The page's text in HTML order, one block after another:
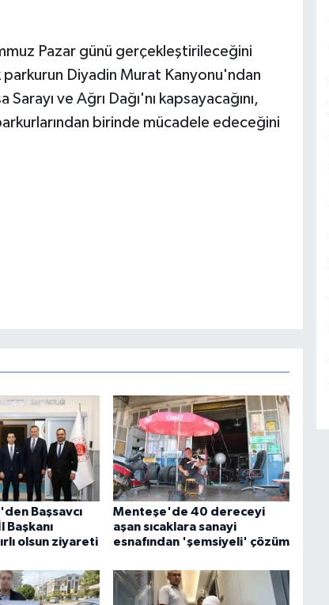
Pazar günü gerçekleştirileceğini
Diyadin Murat Kanyonu'ndan
ve Ağrı Dağı'nı kapsayacağını,
birinde mücadele edeceğini
Başsavcı
Başkanı
olsun ziyareti
Menteşe'de 40 dereceyi
aşan sıcaklara sanayi
esnafından 'şemsiyeli' çözüm